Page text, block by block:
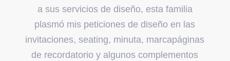
a sus servicios de diseño, esta familia
plasmó mis peticiones de diseño en las
invitaciones, seating, minuta, marcapáginas
de recordatorio y algunos complementos